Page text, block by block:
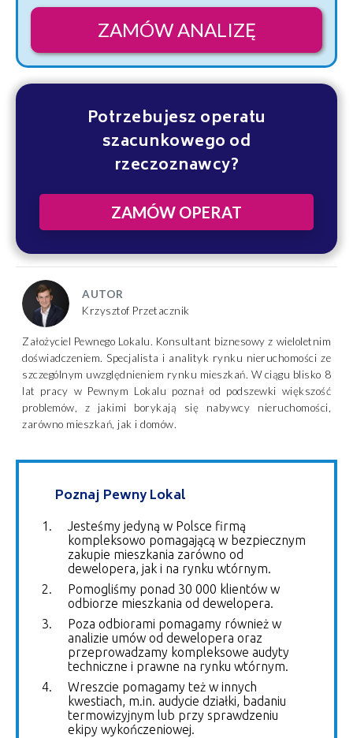
ZAMÓW ANALIZĘ
Potrzebujesz operatu
szacunkowego od
rzeczoznawcy?
ZAMÓW OPERAT
AUTOR
Krzysztof Przetacznik
Założyciel Pewnego Lokalu. Konsultant biznesowy z wieloletnim
doświadczeniem. Specjalista i analityk rynku nieruchomości ze
szczególnym uwzględnieniem rynku mieszkań. W ciągu blisko 8
lat pracy w Pewnym Lokalu poznał od podszewki większość
problemów, z jakimi borykają się nabywcy nieruchomości,
zarówno mieszkań, jak i domów.
Poznaj Pewny Lokal
Jesteśmy jedyną w Polsce firmą
kompleksowo pomagającą w bezpiecznym
zakupie mieszkania zarówno od
dewelopera, jak i na rynku wtórnym.
Pomogliśmy ponad 30 000 klientów w
odbiorze mieszkania od dewelopera.
Poza odbiorami pomagamy również w
analizie umów od dewelopera oraz
przeprowadzamy kompleksowe audyty
techniczne i prawne na rynku wtórnym.
Wreszcie pomagamy też w innych
kwestiach, m.in. audycie działki, badaniu
termowizyjnym lub przy sprawdzeniu
ekipy wykończeniowej.